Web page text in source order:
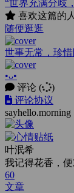
“世界充满分歧
喜欢这篇的
随便逛逛
世事无常，珍
•ᴗ•
评论 (
)
评论协议
sayhello.morning
叶泯希
我记得花香，便
60
文章